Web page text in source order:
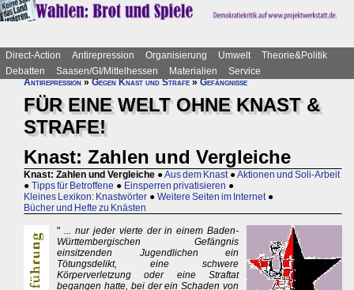
Direct-Action Antirepression Organisierung Umwelt
Theorie&Politik
Debatten
Saasen/GI/Mittelhessen Materialien
Service
Antirepression»Gegen Knast und Strafe»Gefängnisse
FÜR EINE WELT OHNE KNAST &
STRAFE!
Knast: Zahlen und Vergleiche
Knast: Zahlen und Vergleiche ●Aus dem Knast ●Aktionen und Soli-Arbeit
● Tipps für Betroffene ● Einsperren privatisieren ●
Kleines Lexikon: Knastwörter ● Weitere Seiten im Internet ●
Bücher und Hefte zu Knästen
" ... nur jeder vierte der in einem Baden-
Württembergischen Gefängnis
einsitzenden Jugendlichen ein
Tötungsdelikt, eine schwere
Körperverletzung oder eine Straftat
begangen hatte, bei der ein Schaden von